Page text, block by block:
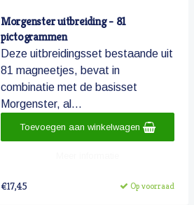
Morgenster uitbreiding - 81
pictogrammen
Deze uitbreidingsset bestaande uit
81 magneetjes, bevat in
combinatie met de basisset
Morgenster, al...
€17,45 Op voorraad
Toevoegen aan winkelwagen